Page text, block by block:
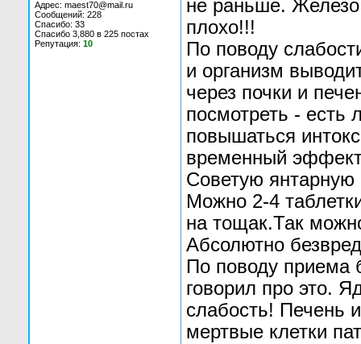
Адрес: maest70@mail.ru
Сообщений: 228
Спасибо: 33
Спасибо 3,880 в 225 постах
Репутация: 10
не раньше. Железо
плохо!!!
По поводу
и организм
через почки и
посмотреть - есть
повышаться
временный
Советую янтарную
Можно 2-4
на тощак.Так
Абсолютно
По поводу приема
говорил про это.
слабость! Печень
мертвые клетки